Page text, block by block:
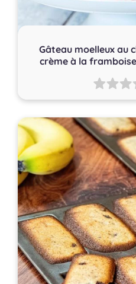
Gâteau moelleux au
crème à la